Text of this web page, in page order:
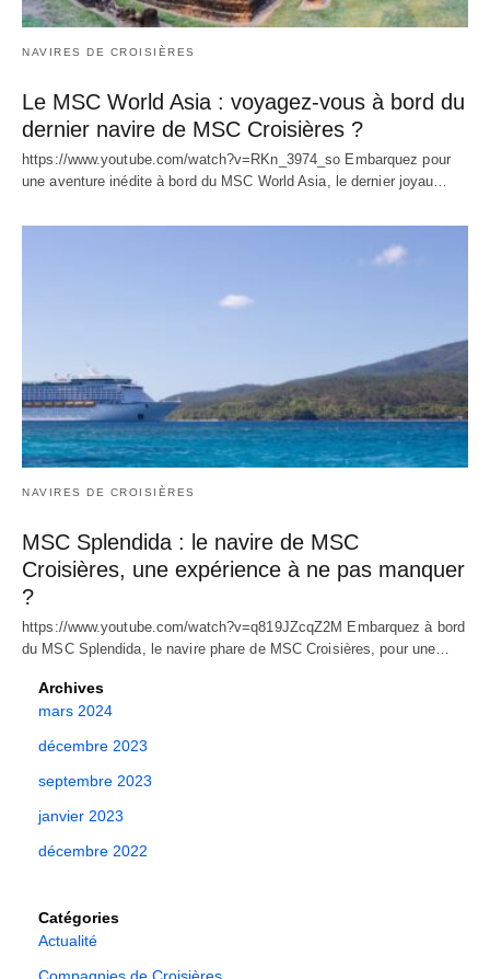
NAVIRES DE CROISIÈRES
Le MSC World Asia : voyagez-vous à bord du
dernier navire de MSC Croisières ?
https://www.youtube.com/watch?v=RKn_3974_so Embarquez pour
une aventure inédite à bord du MSC World Asia, le dernier joyau…
NAVIRES DE CROISIÈRES
MSC Splendida : le navire de MSC
Croisières, une expérience à ne pas manquer
?
https://www.youtube.com/watch?v=q819JZcqZ2M Embarquez à bord
du MSC Splendida, le navire phare de MSC Croisières, pour une…
Archives
mars 2024
décembre 2023
septembre 2023
janvier 2023
décembre 2022
Catégories
Actualité